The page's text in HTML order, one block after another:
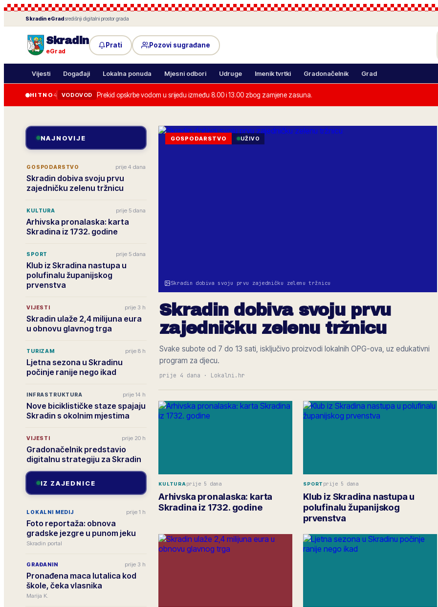
Skradin eGradsredišnji digitalni prostor grada
Skradin
eGrad
Prati Pozovi sugrađane
Vijesti Događaji Lokalna ponuda Mjesni odbori Udruge Imenik tvrtki Gradonačelnik Grad
HITNO 4 VODOVOD Prekid opskrbe vodom u srijedu između 8.00 i 13.00 zbog zamjene zasuna.
NAJNOVIJE
GOSPODARSTVO prije 4 dana
Skradin dobiva svoju prvu
zajedničku zelenu tržnicu
KULTURA prije 5 dana
Arhivska pronalaska: karta
Skradina iz 1732. godine
SPORT prije 5 dana
Klub iz Skradina nastupa u
polufinalu županijskog
prvenstva
VIJESTI prije 3 h
Skradin ulaže 2,4 milijuna eura
u obnovu glavnog trga
TURIZAM prije 8 h
Ljetna sezona u Skradinu
počinje ranije nego ikad
INFRASTRUKTURA prije 14 h
Nove biciklističke staze spajaju
Skradin s okolnim mjestima
VIJESTI prije 20 h
Gradonačelnik predstavio
digitalnu strategiju za Skradin
IZ ZAJEDNICE
LOKALNI MEDIJ prije 1 h
Foto reportaža: obnova
gradske jezgre u punom jeku
Skradin portal
GRAĐANIN prije 3 h
Pronađena maca lutalica kod
škole, čeka vlasnika
Marija K.
Skradin dobiva svoju prvu zajedničku zelenu tržnicu
GOSPODARSTVO UŽIVO
Skradin dobiva svoju prvu
zajedničku zelenu tržnicu
Svake subote od 7 do 13 sati, isključivo proizvodi lokalnih OPG-ova, uz edukativni
program za djecu.
prije 4 dana · Lokalni.hr
KULTURA prije 5 dana
Arhivska pronalaska: karta
Skradina iz 1732. godine
SPORT prije 5 dana
Klub iz Skradina nastupa u
polufinalu županijskog
prvenstva